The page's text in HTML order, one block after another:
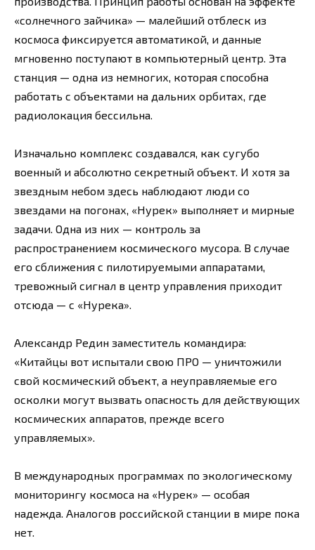
«солнечного зайчика» — малейший отблеск из
космоса фиксируется автоматикой, и данные
мгновенно поступают в компьютерный центр. Эта
станция — одна из немногих, которая способна
работать с объектами на дальних орбитах, где
радиолокация бессильна.
Изначально комплекс создавался, как сугубо
военный и абсолютно секретный объект. И хотя за
звездным небом здесь наблюдают люди со
звездами на погонах, «Нурек» выполняет и мирные
задачи. Одна из них — контроль за
распространением космического мусора. В случае
его сближения с пилотируемыми аппаратами,
тревожный сигнал в центр управления приходит
отсюда — с «Нурека».
Александр Редин заместитель командира:
«Китайцы вот испытали свою ПРО — уничтожили
свой космический объект, а неуправляемые его
осколки могут вызвать опасность для действующих
космических аппаратов, прежде всего
управляемых».
В международных программах по экологическому
мониторингу космоса на «Нурек» — особая
надежда. Аналогов российской станции в мире пока
нет.